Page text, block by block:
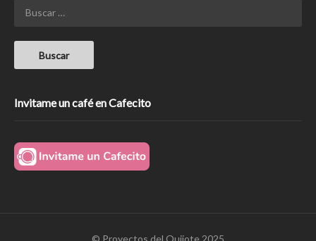
Invitame un café en Cafecito
© Proyectos del Quijote 2025